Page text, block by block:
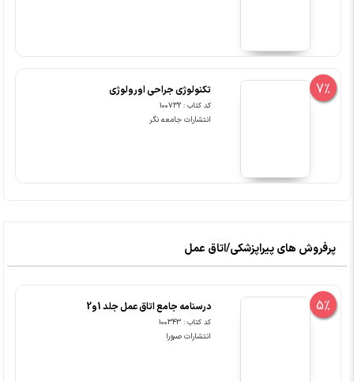
7% تکنولوژی جراحی اورولوژی
کد کتاب : 100732
انتشارات جامعه نگر
پرفروش های پیراپزشکی/اتاق عمل
5% درسنامه جامع اتاق عمل جلد 1و2
کد کتاب : 100343
انتشارات صبورا